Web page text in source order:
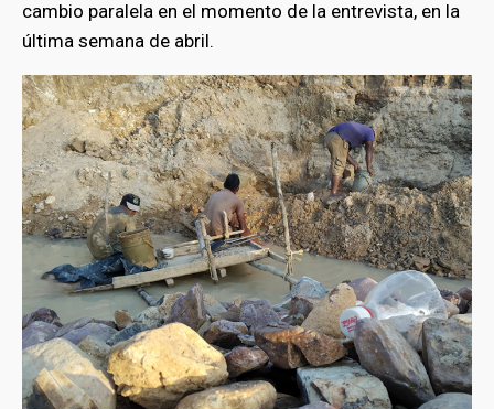
cambio paralela en el momento de la entrevista, en la
última semana de abril.